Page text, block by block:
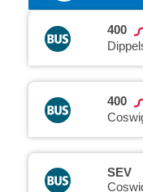
400
400
SEV